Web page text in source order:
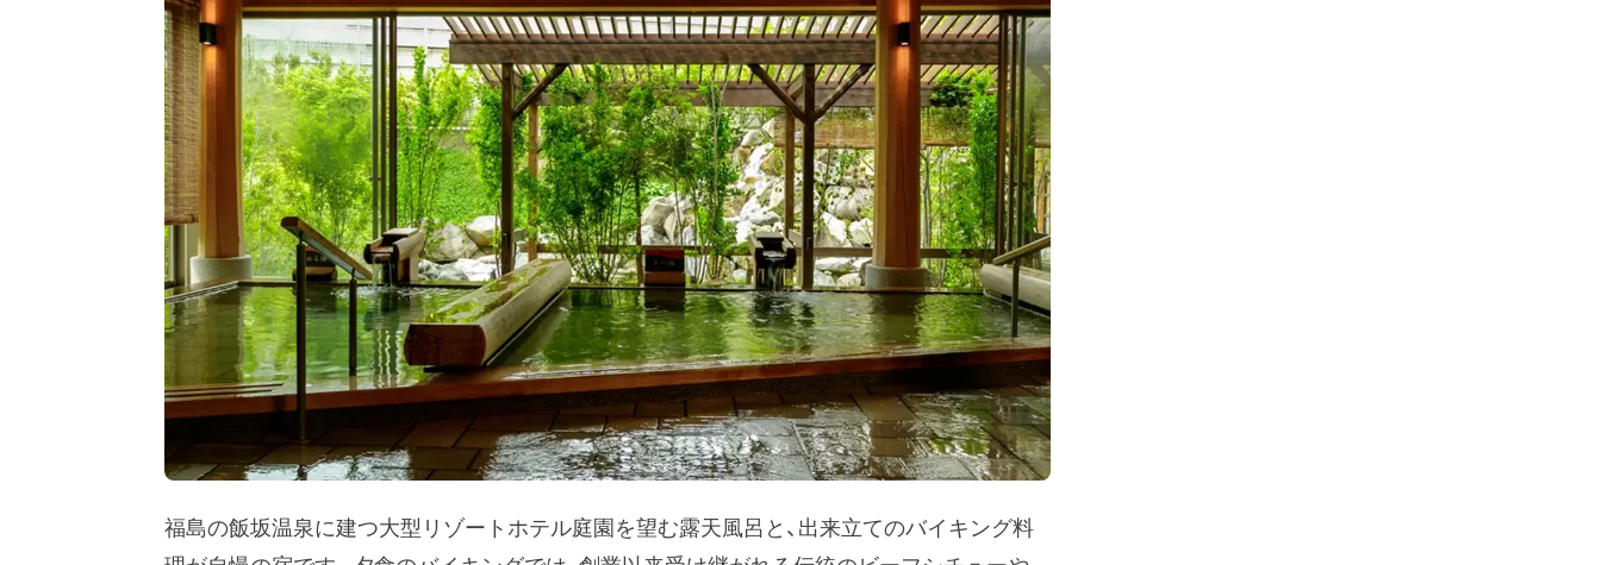
福島の飯坂温泉に建つ大型リゾートホテル庭園を望む露天風呂と、出来立てのバイキング料